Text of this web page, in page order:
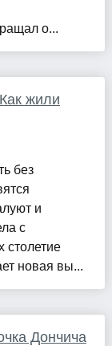
о...
жили
без
и
с
новая вы...
Дончича